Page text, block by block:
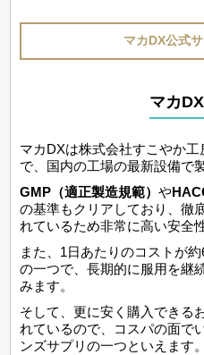
マカDX公式
マカ
マカDXは株式会社すこやか
で、国内の工場の最新設備で
GMP（適正製造規範）や
の基準もクリアしており、徹
れているため非常に高い安全
また、1日あたりのコストが
の一つで、長期的に服用を継
みます。
そして、更に安く購入できる
れているので、コスパの面で
ンズサプリの一つといえます。